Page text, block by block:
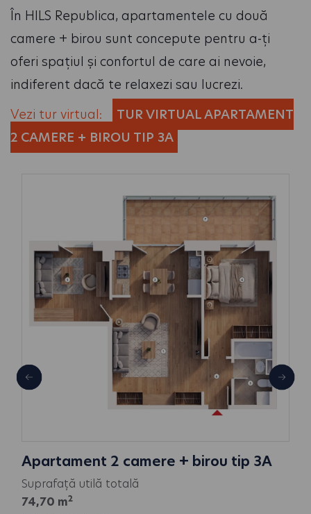
În HILS Republica, apartamentele cu două
camere + birou sunt concepute pentru a-ți
oferi spațiul și confortul de care ai nevoie,
indiferent dacă te relaxezi sau lucrezi.
Vezi tur virtual:
TUR VIRTUAL APARTAMENT
2 CAMERE + BIROU TIP 3A
Apartament 2 camere + birou tip 3A
Suprafață utilă totală
74,70 m2